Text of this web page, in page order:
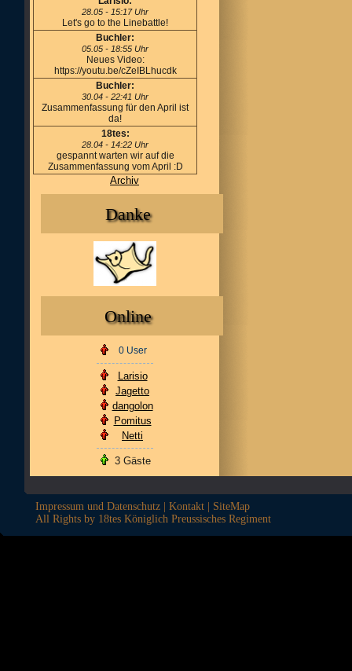
28.05 - 15:17 Uhr
Let's go to the Linebattle!
Buchler:
05.05 - 18:55 Uhr
Neues Video:
https://youtu.be/cZeIBLhucdk
Buchler:
30.04 - 22:41 Uhr
Zusammenfassung für den April ist
da!
18tes:
28.04 - 14:22 Uhr
gespannt warten wir auf die
Zusammenfassung vom April :D
Archiv
Danke
Online
0 User
Larisio
Jagetto
dangolon
Pomitus
Netti
3 Gäste
Impressum und Datenschutz Kontakt
SiteMap
All Rights by 18tes Königlich Preussisches Regiment